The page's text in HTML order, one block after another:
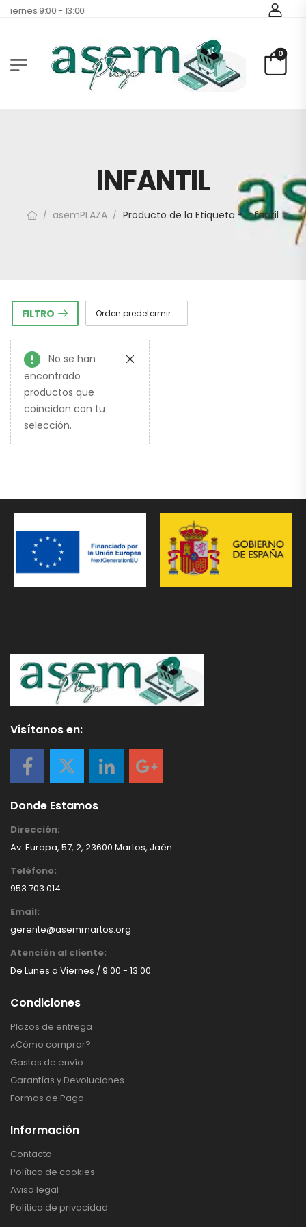
Viernes 9:00 - 13:00
0
INFANTIL
/ asemPLAZA / Producto de la Etiqueta - infantil
FILTRO
No se han
encontrado
productos que
coincidan con tu
selección.
Visítanos en:
Donde Estamos
Teléfono:
953 703 014
Email:
gerente@asemmartos.org
Dirección:
Av. Europa, 57, 2, 23600 Martos, Jaén
Atención al cliente:
De Lunes a Viernes / 9:00 - 13:00
Condiciones
Plazos de entrega
¿Cómo comprar?
Gastos de envío
Garantías y Devoluciones
Formas de Pago
Información
Contacto
Política de cookies
Aviso legal
Política de privacidad